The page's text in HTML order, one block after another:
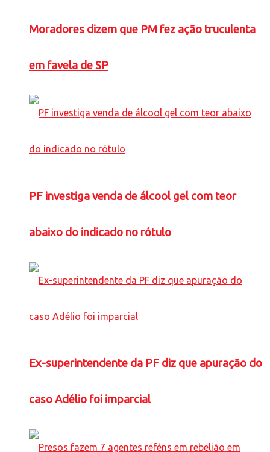
Moradores dizem que PM fez ação truculenta
em favela de SP
PF investiga venda de álcool gel com teor
abaixo do indicado no rótulo
Ex-superintendente da PF diz que apuração do
caso Adélio foi imparcial